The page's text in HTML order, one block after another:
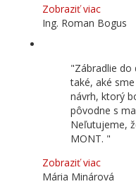
Zobraziť viac
Ing. Roman Bogus
Zábradlie
také, aké
návrh, ktorý
pôvodne s
Neľutujeme,
MONT.
Zobraziť viac
Mária Minárová